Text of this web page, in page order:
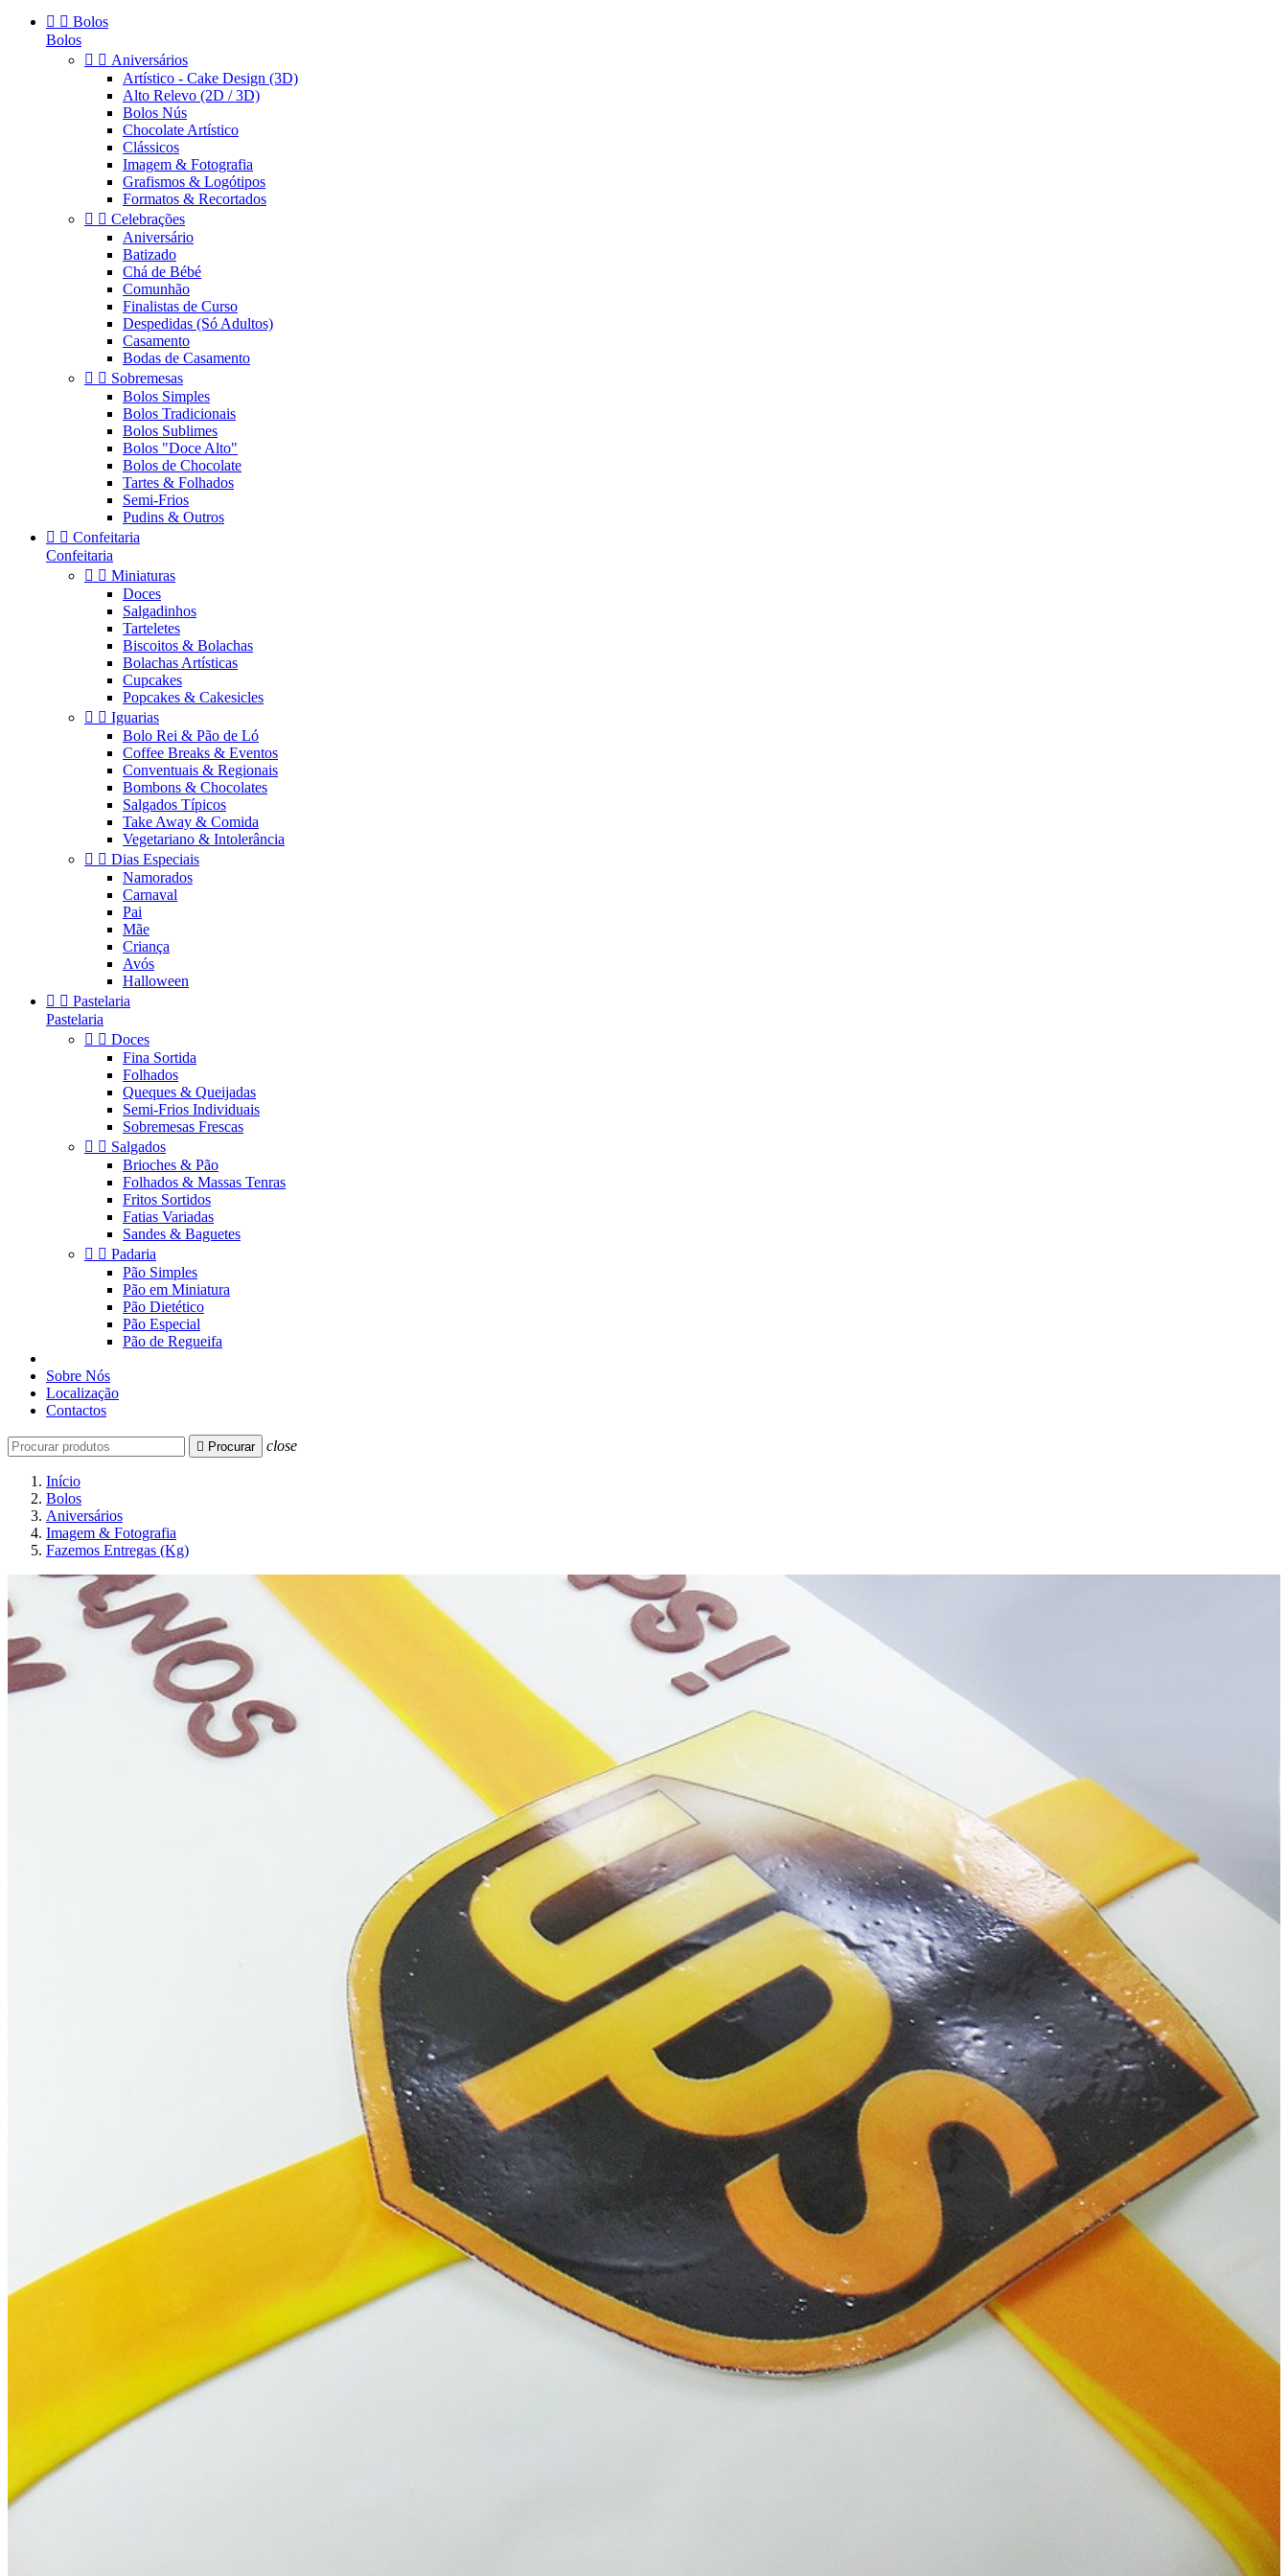
  Bolos
Bolos
  Aniversários
Artístico - Cake Design (3D)
Alto Relevo (2D / 3D)
Bolos Nús
Chocolate Artístico
Clássicos
Imagem & Fotografia
Grafismos & Logótipos
Formatos & Recortados
  Celebrações
Aniversário
Batizado
Chá de Bébé
Comunhão
Finalistas de Curso
Despedidas (Só Adultos)
Casamento
Bodas de Casamento
  Sobremesas
Bolos Simples
Bolos Tradicionais
Bolos Sublimes
Bolos "Doce Alto"
Bolos de Chocolate
Tartes & Folhados
Semi-Frios
Pudins & Outros
  Confeitaria
Confeitaria
  Miniaturas
Doces
Salgadinhos
Tarteletes
Biscoitos & Bolachas
Bolachas Artísticas
Cupcakes
Popcakes & Cakesicles
  Iguarias
Bolo Rei & Pão de Ló
Coffee Breaks & Eventos
Conventuais & Regionais
Bombons & Chocolates
Salgados Típicos
Take Away & Comida
Vegetariano & Intolerância
  Dias Especiais
Namorados
Carnaval
Pai
Mãe
Criança
Avós
Halloween
  Pastelaria
Pastelaria
  Doces
Fina Sortida
Folhados
Queques & Queijadas
Semi-Frios Individuais
Sobremesas Frescas
  Salgados
Brioches & Pão
Folhados & Massas Tenras
Fritos Sortidos
Fatias Variadas
Sandes & Baguetes
  Padaria
Pão Simples
Pão em Miniatura
Pão Dietético
Pão Especial
Pão de Regueifa
Sobre Nós
Localização
Contactos
 Procurar close
Início
Bolos
Aniversários
Imagem & Fotografia
Fazemos Entregas (Kg)